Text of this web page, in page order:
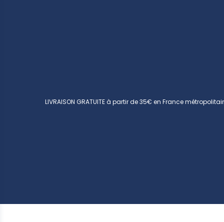
LIVRAISON GRATUITE à partir de 35€ en France